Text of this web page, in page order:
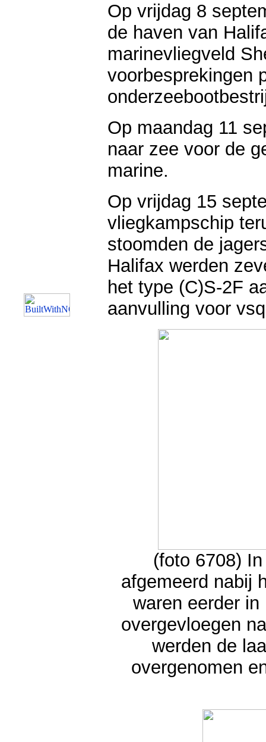
Op vrijdag 8
de haven van
marinevliegveld
voorbesprekingen
Op maandag 11
naar zee voor de
marine.
Op vrijdag 15
vliegkampschip
stoomden de
Halifax werden
het type (C)S-2F
aanvulling voor
(foto 6708)
afgemeerd nabij
waren eerder
overgevloegen
werden de
overgenomen